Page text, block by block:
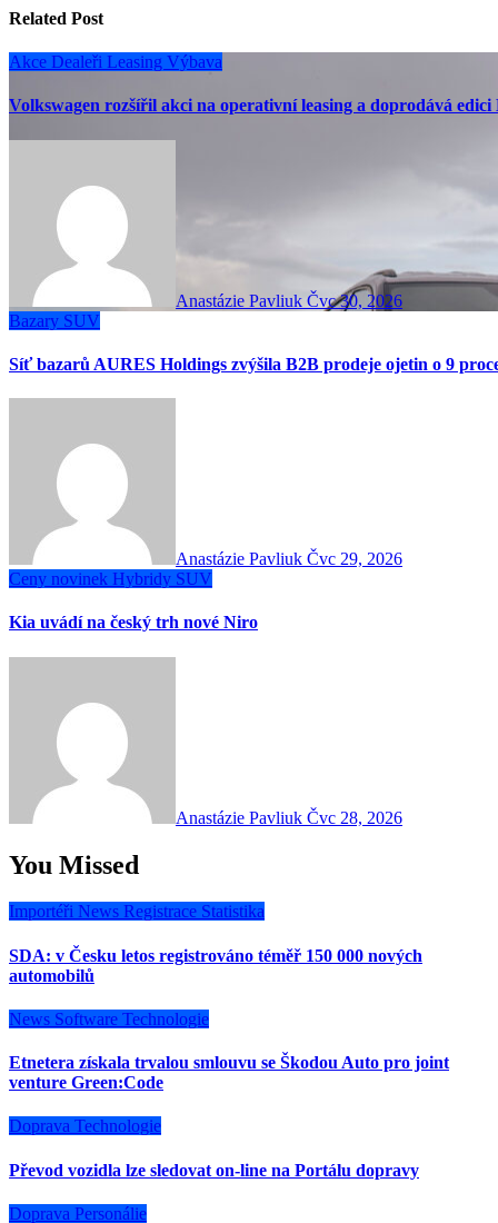
Related Post
Akce Dealeři Leasing Výbava
Volkswagen rozšířil akci na operativní leasing a doprodává edici
Anastázie Pavliuk Čvc 30, 2026
Bazary SUV
Síť bazarů AURES Holdings zvýšila B2B prodeje ojetin o 9
Anastázie Pavliuk Čvc 29, 2026
Ceny novinek Hybridy SUV
Kia uvádí na český trh nové Niro
Anastázie Pavliuk Čvc 28, 2026
You Missed
Importéři News Registrace Statistika
SDA: v Česku letos registrováno téměř 150 000 nových
automobilů
News Software Technologie
Etnetera získala trvalou smlouvu se Škodou Auto pro joint
venture Green:Code
Doprava Technologie
Převod vozidla lze sledovat on-line na Portálu dopravy
Doprava Personálie